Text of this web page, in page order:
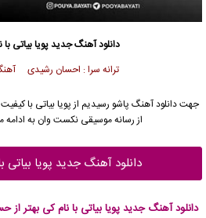
دانلود آهنگ جدیدپویا بیاتی
ترانه سرا : احسان رشیدی
جهت دانلود آهنگ پاشو رسیدیم از پویا بیاتی
از رسانه موسیقی نکست وان به ادامه
دانلود آهنگ جدید پویا بیاتی
دانلود آهنگ جدید پویا بیاتی با نام کی بهتر از